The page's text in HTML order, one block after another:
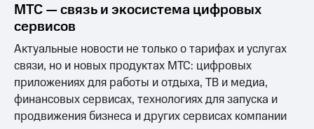
МТС
Достижения
Интервью
Финансовая
МТС — связь и экосистема цифровых
сервисов
Актуальные новости не только о тарифах и услугах
связи, но и новых продуктах МТС: цифровых
приложениях для работы и отдыха, ТВ и медиа,
финансовых сервисах, технологиях для запуска и
продвижения бизнеса и других сервисах компании